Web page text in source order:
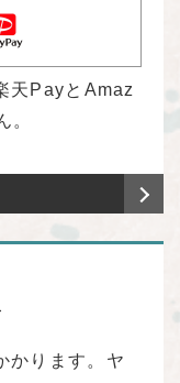
天PayとAmaz
。
かります。ヤ